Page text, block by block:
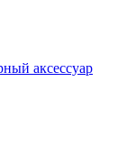
аксессуар